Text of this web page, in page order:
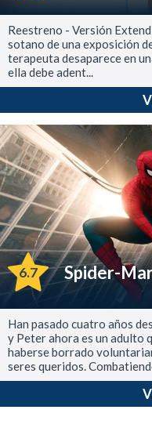
Reestreno - Versión
sotano de una exposición
terapeuta desaparece en
ella debe adent...
6.7 Spider-
Han pasado cuatro años
y Peter ahora es un adulto
haberse borrado
seres queridos.